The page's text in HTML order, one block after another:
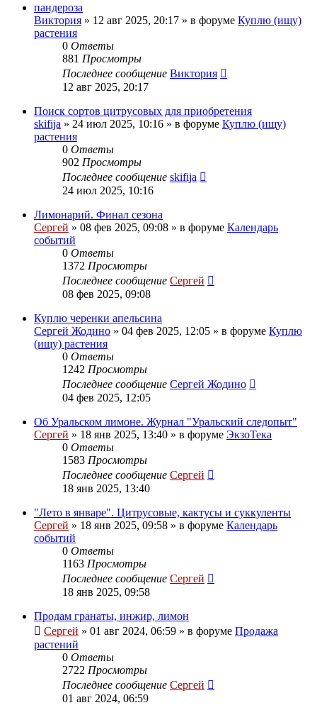
пандероза
Виктория » 12 авг 2025, 20:17 » в форуме Куплю (ищу)
растения
0 Ответы
881 Просмотры
Последнее сообщение Виктория
12 авг 2025, 20:17
Поиск сортов цитрусовых для приобретения
skifija » 24 июл 2025, 10:16 » в форуме Куплю (ищу)
растения
0 Ответы
902 Просмотры
Последнее сообщение skifija
24 июл 2025, 10:16
Лимонарий. Финал сезона
Сергей » 08 фев 2025, 09:08 » в форуме Календарь
событий
0 Ответы
1372 Просмотры
Последнее сообщение Сергей
08 фев 2025, 09:08
Куплю черенки апельсина
Сергей Жодино » 04 фев 2025, 12:05 » в форуме Куплю
(ищу) растения
0 Ответы
1242 Просмотры
Последнее сообщение Сергей Жодино
04 фев 2025, 12:05
Об Уральском лимоне. Журнал "Уральский следопыт"
Сергей » 18 янв 2025, 13:40 » в форуме ЭкзоТека
0 Ответы
1583 Просмотры
Последнее сообщение Сергей
18 янв 2025, 13:40
"Лето в январе". Цитрусовые, кактусы и суккуленты
Сергей » 18 янв 2025, 09:58 » в форуме Календарь
событий
0 Ответы
1163 Просмотры
Последнее сообщение Сергей
18 янв 2025, 09:58
Продам гранаты, инжир, лимон
Сергей » 01 авг 2024, 06:59 » в форуме Продажа
растений
0 Ответы
2722 Просмотры
Последнее сообщение Сергей
01 авг 2024, 06:59